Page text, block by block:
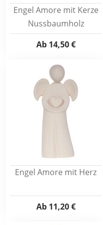
Engel Amore mit Kerze
Nussbaumholz
Ab14,50 €
Engel Amore mit Herz
Ab11,20 €